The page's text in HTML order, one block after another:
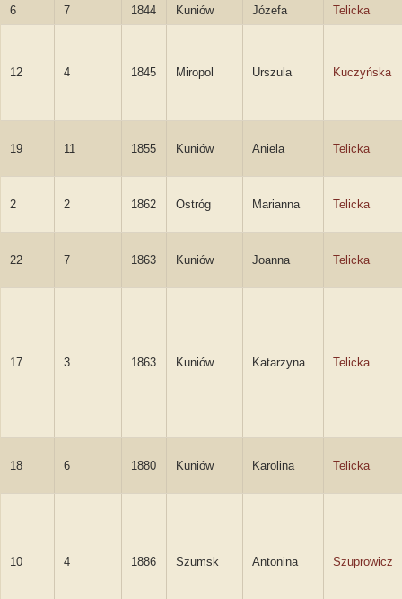
6 7 1844 Kuniów Józefa Telicka
12 4 1845 Miropol Urszula Kuczyńska
19 11 1855 Kuniów Aniela Telicka
2 2 1862 Ostróg Marianna Telicka
22 7 1863 Kuniów Joanna Telicka
17 3 1863 Kuniów Katarzyna Telicka
18 6 1880 Kuniów Karolina Telicka
10 4 1886 Szumsk Antonina Szuprowicz